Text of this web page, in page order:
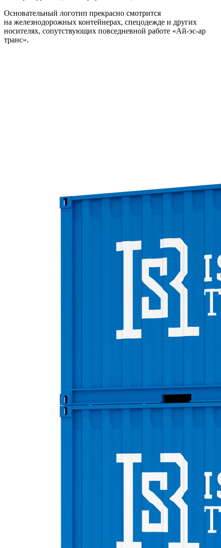
Основательный логотип прекрасно смотрится
на железнодорожных контейнерах, спецодежде и других
носителях, сопутствующих повседневной работе «Ай-эс-ар
транс».